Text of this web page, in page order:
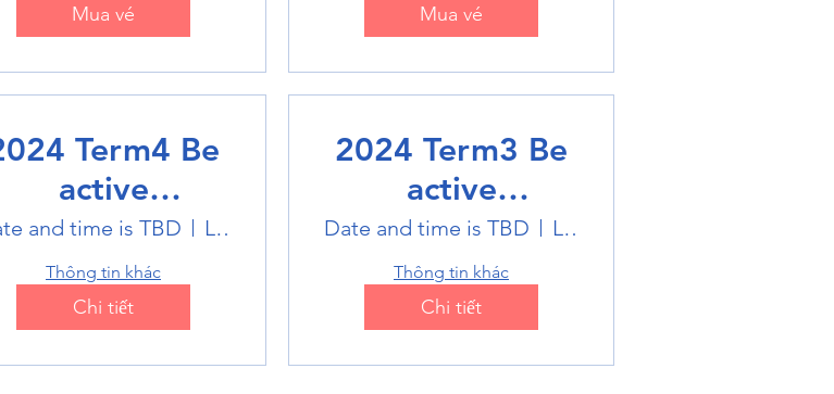
Mua vé Mua vé
Term4 Be
active
club
and time is TBD Location is TBD
Thông tin khác
Chi tiết
2024 Term3 Be
active
Multisports club
Date and time is TBD Location is TBD
Thông tin khác
Chi tiết